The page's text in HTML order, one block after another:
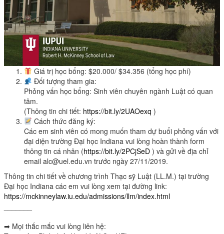
Giá trị học bổng: $20.000/ $34.356 (tổng học phí)
Đối tượng tham gia:
Phỏng vấn học bổng: Sinh viên chuyên ngành Luật có quan
tâm.
(Thông tin chi tiết: https://bit.ly/2UAOexq )
Cách thức đăng ký:
Các em sinh viên có mong muốn tham dự buổi phỏng vấn với
đại diện trường Đại học Indiana vui lòng hoàn thành form
thông tin cá nhân (https://bit.ly/2PCjSeD ) và gửi về địa chỉ
email alc@uel.edu.vn trước ngày 27/11/2019.
Thông tin chi tiết về chương trình Thạc sỹ Luật (LL.M.) tại trường
Đại học Indiana các em vui lòng xem tại đường link:
https://mckinneylaw.iu.edu/admissions/llm/index.html
➡ Mọi thắc mắc vui lòng liên hệ: